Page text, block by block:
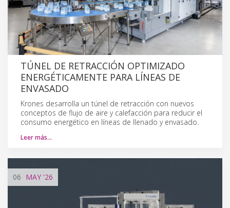
TÚNEL DE RETRACCIÓN OPTIMIZADO
ENERGÉTICAMENTE PARA LÍNEAS DE
ENVASADO
Krones desarrolla un túnel de retracción con nuevos
conceptos de flujo de aire y calefacción para reducir el
consumo energético en líneas de llenado y envasado.
Leer más…
06 MAY '26